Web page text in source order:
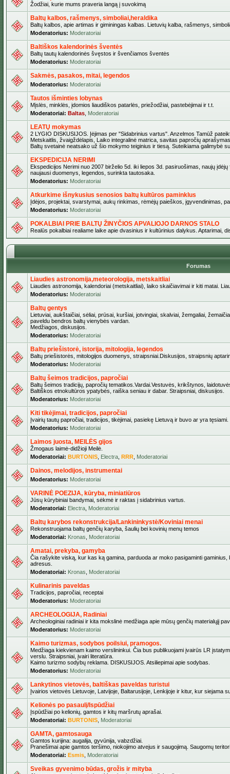
Žodžiai, kurie mums praveria langą į suvokimą
Baltų kalbos, rašmenys, simboliai,heraldika
Baltų kalbos, apie artimas ir giminingas kalbas. Lietuvių kalba, rašmenys,
Moderatorius: Moderatoriai
Baltiškos kalendorinės šventės
Baltų tautų kalendorinės švęstos ir švenčiamos šventės
Moderatorius: Moderatoriai
Sakmės, pasakos, mitai, legendos
Moderatorius: Moderatoriai
Tautos išminties lobynas
Mįslės, minklės, įdomios liaudiškos patarlės, priežodžiai, pastebėjimai ir t.t.
Moderatoriai: Baltas Moderatoriai
LEATŲ mokymas
2 LYGIO DISKUSIJOS. Įėjimas per "Sidabrinius vartus". Anzelmos Tamūž
Metskaitlis, žvaigždėlapis, Laiko integralinė matrica, savitas papročių
Baltų svetainė neatsako už šio mokymo teiginius ir tiesą. Suteikiama galimybė
EKSPEDICIJA NERIMI
Ekspedicijos Nerimi nuo 2007 birželio 5d. iki liepos 3d. pasiruošimas, naujų
naujausi duomenys, legendos, surinkta tautosaka.
Moderatorius: Moderatoriai
Atkurkime išnykusius senosios baltų kultūros paminklus
Įdėjos, projektai, svarstymai, aukų rinkimas, rėmėjų paieškos, įgyvendinimas,
Moderatorius: Moderatoriai
POKALBIAI PRIE BALTŲ ŽINYČIOS APVALIOJO DARNOS STALO
Realūs pokalbiai realiame laike apie dvasinius ir kultūrinius dalykus. Aptarimai,
Forumas
Liaudies astronomija,meteorologija, metskaitliai
Liaudies astronomija, kalendoriai (metskaitliai), laiko skaičiavimai ir kiti matai.
Moderatorius: Moderatoriai
Baltų gentys
Lietuviai, aukštaičiai, sėliai, prūsai, kuršiai, jotvingiai, skalviai, žemgaliai,
paveldu bendros baltų vienybės vardan.
Medžiagos, diskusijos.
Moderatorius: Moderatoriai
Baltų priešistorė, istorija, mitologija, legendos
Baltų priešistorės, mitologijos duomenys, straipsniai.Diskusijos, straipsnių
Moderatorius: Moderatoriai
Baltų šeimos tradicijos, papročiai
Baltų šeimos tradicijų, papročių tematikos.Vardai.Vestuvės, krikštynos,
Baltiškos etnokultūros ypatybės, raiška seniau ir dabar. Straipsniai, diskusijos.
Moderatorius: Moderatoriai
Kiti tikėjimai, tradicijos, papročiai
Įvairių tautų papročiai, tradicijos, tikėjimai, pasiekę Lietuvą ir buvo ar yra tęsiami.
Moderatorius: Moderatoriai
Laimos juosta, MEILĖS gijos
Žmogaus laimė-didžioji Meilė.
Moderatoriai: BURTONIS Electra RRR Moderatoriai
Dainos, melodijos, instrumentai
Moderatorius: Moderatoriai
VARINĖ POEZIJA, kūryba, miniatiūros
Jūsų kūrybiniai bandymai, sėkmė ir raktas į sidabrinius vartus.
Moderatoriai: Electra Moderatoriai
Baltų karybos rekonstrukcija/Lankininkystė/Koviniai menai
Rekonstruojama baltų genčių karyba, šaulių bei kovinių menų temos
Moderatoriai: Kronas Moderatoriai
Amatai, prekyba, gamyba
Čia rašykite viską, kur kas ką gamina, parduoda ar moko pasigaminti
adresus.
Moderatoriai: Kronas Moderatoriai
Kulinarinis paveldas
Tradicijos, papročiai, receptai
Moderatorius: Moderatoriai
ARCHEOLOGIJA, Radiniai
Archeologiniai radiniai ir kita mokslinė medžiaga apie mūsų genčių materialųjį
Moderatorius: Moderatoriai
Kaimo turizmas, sodybos poilsiui, pramogos.
Medžiaga kiekvienam kaimo verslininkui. Čia bus publikuojami įvairūs LR
verslu. Straipsniai, įvairi literatūra.
Kaimo turizmo sodybų reklama. DISKUSIJOS. Atsiliepimai apie sodybas.
Moderatorius: Moderatoriai
Lankytinos vietovės, baltiškas paveldas turistui
Įvairios vietovės Lietuvoje, Latvijoje, Baltarusijoje, Lenkijoje ir kitur, kur siejama
Kelionės po pasaulį/Ispūdžiai
Įspūdžiai po kelionių, gamtos ir kitų maršrutų aprašai.
Moderatoriai: BURTONIS Moderatoriai
GAMTA, gamtosauga
Gamtos kurijina: augalija, gyvūnija, vabzdžiai.
Pranešimai apie gamtos teršimo, niokojimo atvejus ir saugojimą. Saugomų
Moderatoriai: Esmis Moderatoriai
Sveikas gyvenimo būdas, grožis ir mityba